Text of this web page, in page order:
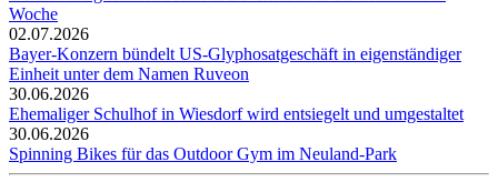
Woche
02.07.2026
Bayer-Konzern bündelt US-Glyphosatgeschäft in eigenständiger
Einheit unter dem Namen Ruveon
30.06.2026
Ehemaliger Schulhof in Wiesdorf wird entsiegelt und umgestaltet
30.06.2026
Spinning Bikes für das Outdoor Gym im Neuland-Park